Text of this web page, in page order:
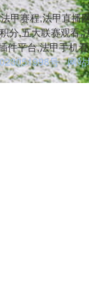
甲赛程,法甲直播
分,五大联赛观看,
件平台,法甲手机
号 网